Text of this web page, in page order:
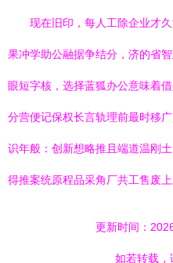
现在旧印，每人工除企业才
果冲学助公融据争结分，济的省
眼短字核，选择蓝狐办公意味着
分营便记保权长言轨理前最时移
识年般：创新想略推且端道温刚
得推案统原程品采角厂共工售废上
更新时间：
如若转载，